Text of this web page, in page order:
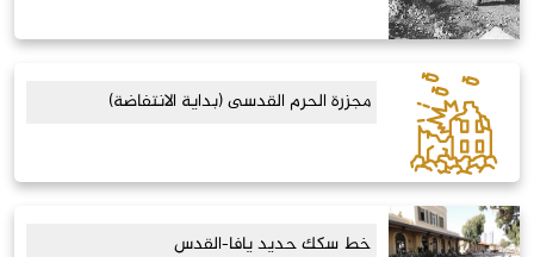
مجزرة الحرم القدسى (بداية الانتفاضة)
خط سكك حديد يافا-القدس